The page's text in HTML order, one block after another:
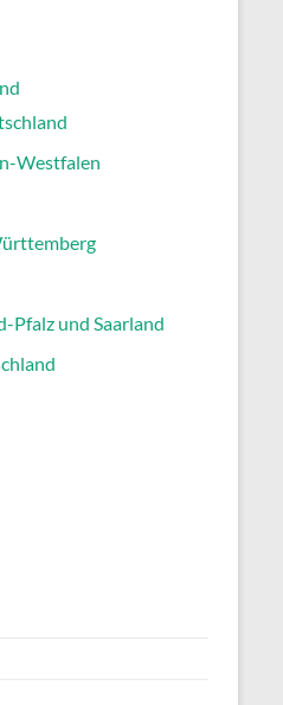
Westfalen
Pfalz und Saarland